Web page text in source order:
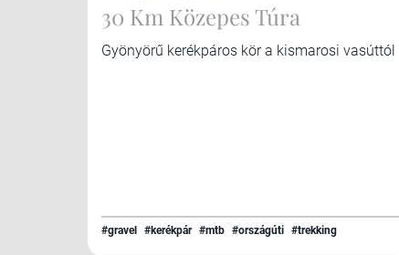
30 Km Közepes Túra
Gyönyörű kerékpáros kör a kismarosi vasúttól
#gravel #kerékpár #mtb #országúti #trekking